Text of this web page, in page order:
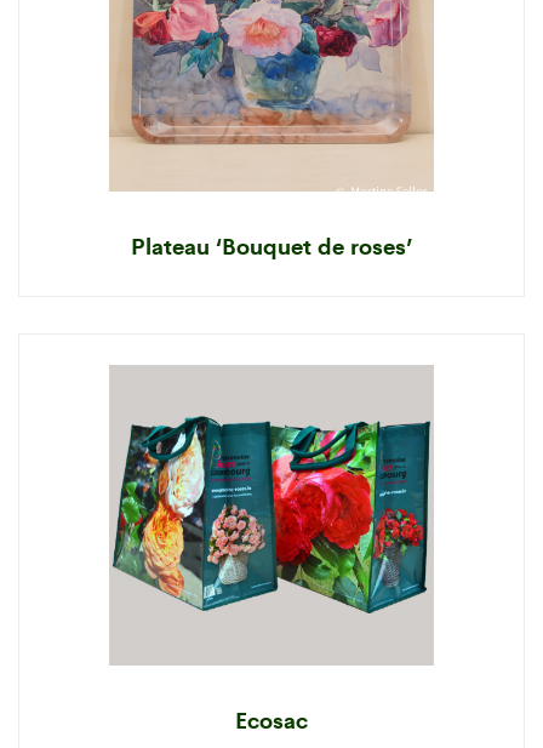
Plateau ‘Bouquet de roses’
Ecosac